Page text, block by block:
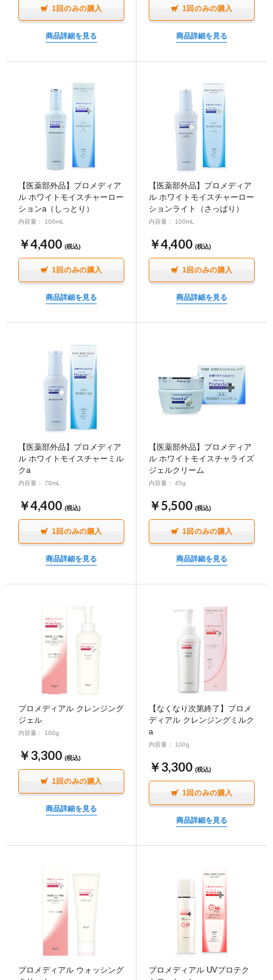
1回のみの購入
商品詳細を見る
1回のみの購入
商品詳細を見る
【医薬部外品】プロメディア
ル ホワイトモイスチャーロー
ションa（しっとり）
内容量： 100mL
￥4,400 (税込)
1回のみの購入
商品詳細を見る
【医薬部外品】プロメディア
ル ホワイトモイスチャーロー
ションライト（さっぱり）
内容量： 100mL
￥4,400 (税込)
1回のみの購入
商品詳細を見る
【医薬部外品】プロメディア
ル ホワイトモイスチャーミル
クa
内容量： 70mL
￥4,400 (税込)
1回のみの購入
商品詳細を見る
【医薬部外品】プロメディア
ル ホワイトモイスチャライズ
ジェルクリーム
内容量： 45g
￥5,500 (税込)
1回のみの購入
商品詳細を見る
プロメディアル クレンジング
ジェル
内容量： 100g
￥3,300 (税込)
1回のみの購入
商品詳細を見る
【なくなり次第終了】プロメ
ディアル クレンジングミルク
a
内容量： 100g
￥3,300 (税込)
1回のみの購入
商品詳細を見る
プロメディアル ウォッシング
プロメディアル UVプロテク